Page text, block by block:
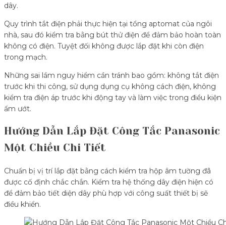
dây.
Quy trình tắt điện phải thực hiện tại tổng aptomat của ngôi
nhà, sau đó kiểm tra bằng bút thử điện để đảm bảo hoàn toàn
không có điện. Tuyệt đối không được lắp đặt khi còn điện
trong mạch.
Những sai lầm nguy hiểm cần tránh bao gồm: không tắt điện
trước khi thi công, sử dụng dụng cụ không cách điện, không
kiểm tra điện áp trước khi động tay và làm việc trong điều kiện
ẩm ướt.
Hướng Dẫn Lắp Đặt Công Tắc Panasonic
Một Chiều Chi Tiết
Chuẩn bị vị trí lắp đặt bằng cách kiểm tra hộp âm tường đã
được cố định chắc chắn. Kiểm tra hệ thống dây điện hiện có
để đảm bảo tiết diện dây phù hợp với công suất thiết bị sẽ
điều khiển.